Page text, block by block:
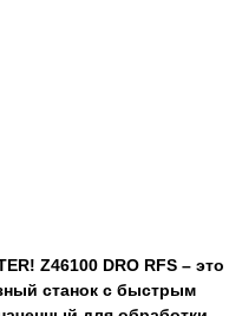
Z46100 DRO RFS – это
станок c быстрым